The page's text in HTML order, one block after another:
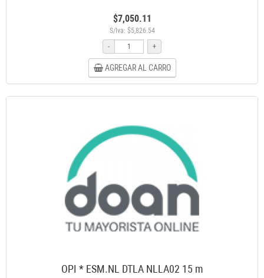
$7,050.11
S/Iva: $5,826.54
-
+
AGREGAR AL CARRO
OPI * ESM.NL DTLA NLLA02 15 m